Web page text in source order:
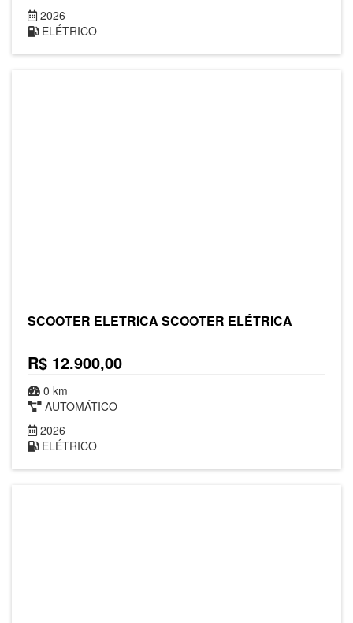
2026
ELÉTRICO
SCOOTER ELETRICA SCOOTER ELÉTRICA
R$ 12.900,00
0 km
AUTOMÁTICO
2026
ELÉTRICO